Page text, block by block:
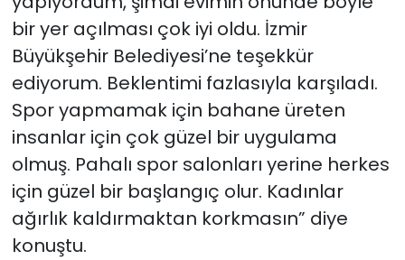
bir yer açılması çok iyi oldu. İzmir
Büyükşehir Belediyesi’ne teşekkür
ediyorum. Beklentimi fazlasıyla karşıladı.
Spor yapmamak için bahane üreten
insanlar için çok güzel bir uygulama
olmuş. Pahalı spor salonları yerine herkes
için güzel bir başlangıç olur. Kadınlar
ağırlık kaldırmaktan korkmasın” diye
konuştu.